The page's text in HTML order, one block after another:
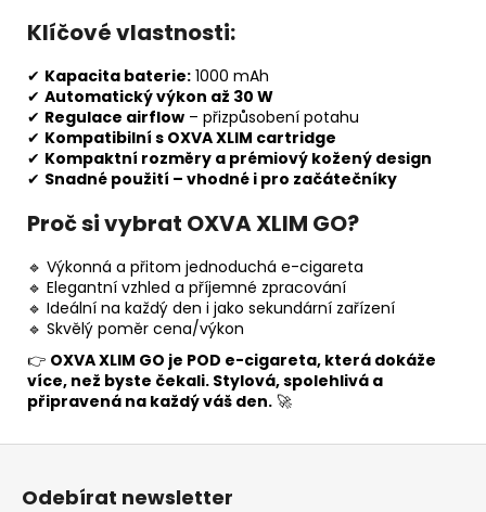
Klíčové vlastnosti:
✔ Kapacita baterie: 1000 mAh
✔ Automatický výkon až 30 W
✔ Regulace airflow – přizpůsobení potahu
✔ Kompatibilní s OXVA XLIM cartridge
✔ Kompaktní rozměry a prémiový kožený design
✔ Snadné použití – vhodné i pro začátečníky
Proč si vybrat OXVA XLIM GO?
🔹 Výkonná a přitom jednoduchá e-cigareta
🔹 Elegantní vzhled a příjemné zpracování
🔹 Ideální na každý den i jako sekundární zařízení
🔹 Skvělý poměr cena/výkon
👉 OXVA XLIM GO je POD e-cigareta, která dokáže
více, než byste čekali. Stylová, spolehlivá a
připravená na každý váš den. 🚀
Z
Odebírat newsletter